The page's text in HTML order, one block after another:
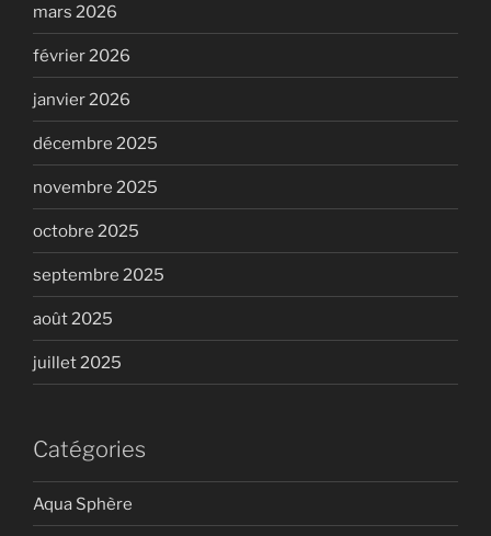
mars 2026
février 2026
janvier 2026
décembre 2025
novembre 2025
octobre 2025
septembre 2025
août 2025
juillet 2025
Catégories
Aqua Sphère